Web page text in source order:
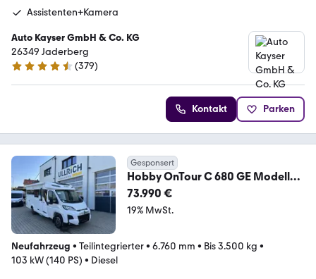
Assistenten+Kamera
Auto Kayser GmbH & Co. KG
26349 Jaderberg
4.6 Sterne
(379)
Kontakt Parken
Gesponsert
Hobby OnTour C 680 GE Modell
2026
73.990 €
19% MwSt.
Neufahrzeug • Teilintegrierter• 6.760 mm • Bis 3.500 kg •
103 kW (140 PS) • Diesel